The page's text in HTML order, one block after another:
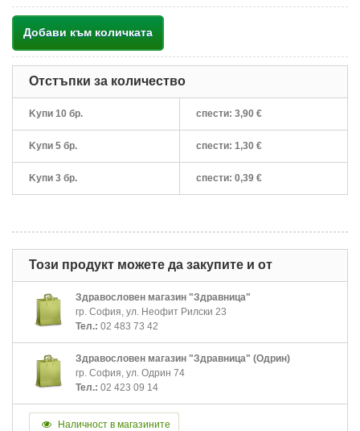
Добави към количката
Отстъпки за количество
Kупи 10 бр. спести: 3,90 €
Kупи 5 бр. спести: 1,30 €
Kупи 3 бр. спести: 0,39 €
Този продукт можете да закупите и от
Здравословен магазин "Здравница"
гр. София, ул. Неофит Рилски 23
Тел.: 02 483 73 42
Здравословен магазин "Здравница" (Одрин)
гр. София, ул. Одрин 74
Тел.: 02 423 09 14
Наличност в магазините